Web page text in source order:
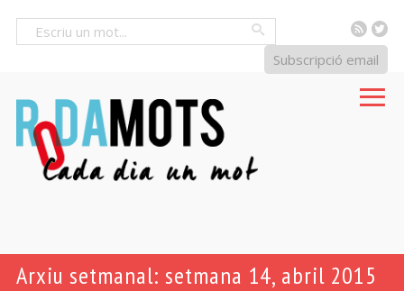
RSS
Subscripció email
Arxiu setmanal: setmana 14, abril 2015